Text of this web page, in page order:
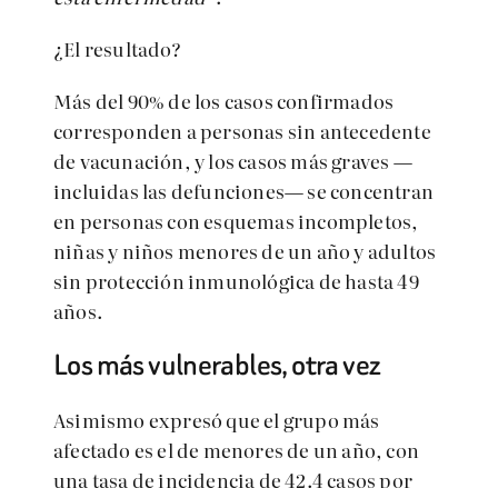
¿El resultado?
Más del 90% de los casos confirmados
corresponden a personas sin antecedente
de vacunación, y los casos más graves —
incluidas las defunciones— se concentran
en personas con esquemas incompletos,
niñas y niños menores de un año y adultos
sin protección inmunológica de hasta 49
años.
Los más vulnerables, otra vez
Asimismo expresó que el grupo más
afectado es el de menores de un año, con
una tasa de incidencia de 42.4 casos por